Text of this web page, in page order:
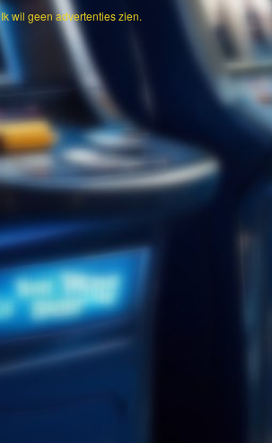
Ik wil geen advertenties zien.